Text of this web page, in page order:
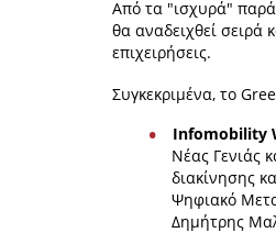
Από τα "ισχυρά"
θα αναδειχθεί σειρά
επιχειρήσεις.
Συγκεκριμένα, το
Infomobility
Νέας Γενιάς
διακίνησης
Ψηφιακό
Δημήτρης